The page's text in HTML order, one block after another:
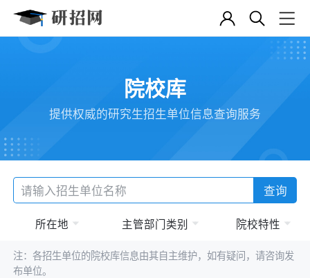
院校库
提供权威的研究生招生单位信息查询服务
查询
所在地 主管部门类别 院校特性
注：各招生单位的院校库信息由其自主维护，如有疑问，请咨询发
布单位。